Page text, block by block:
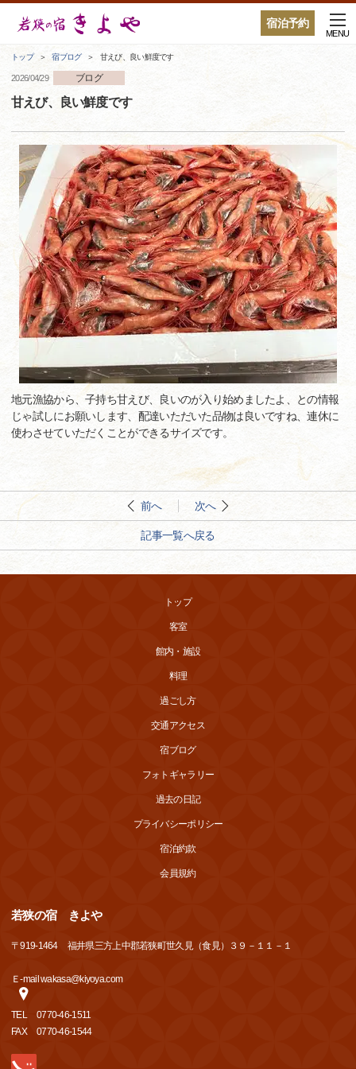
宿泊予約
MENU
トップ 宿ブログ 甘えび、良い鮮度です
2026/04/29 ブログ
甘えび、良い鮮度です
地元漁協から、子持ち甘えび、良いのが入り始めましたよ、との情報
じゃ試しにお願いします、配達いただいた品物は良いですね、連休に
使わさせていただくことができるサイズです。
前へ 次へ
記事一覧へ戻る
トップ
客室
館内・施設
料理
過ごし方
交通アクセス
宿ブログ
フォトギャラリー
過去の日記
プライバシーポリシー
宿泊約款
会員規約
若狭の宿 きよや
〒919-1464 福井県三方上中郡若狭町世久見（食見）３９－１１－１
Ｅ-mail wakasa@kiyoya.com
TEL
0770-46-1511
FAX
0770-46-1544